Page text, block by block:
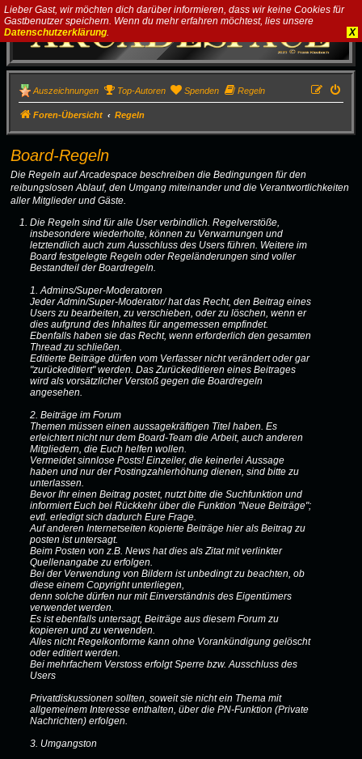
Lieber Gast, wir möchten dich darüber informieren, dass wir keine Cookies für
Gastbenutzer speichern. Wenn du mehr erfahren möchtest, lies unsere
Datenschutzerklärung. X
Auszeichnungen Top-Autoren Spenden Regeln
Foren-Übersicht Regeln
Board-Regeln
Die Regeln auf Arcadespace beschreiben die Bedingungen für den
reibungslosen Ablauf, den Umgang miteinander und die Verantwortlichkeiten
aller Mitglieder und Gäste.
Die Regeln sind für alle User verbindlich. Regelverstöße,
insbesondere wiederholte, können zu Verwarnungen und
letztendlich auch zum Ausschluss des Users führen. Weitere im
Board festgelegte Regeln oder Regeländerungen sind voller
Bestandteil der Boardregeln.
1. Admins/Super-Moderatoren
Jeder Admin/Super-Moderator/ hat das Recht, den Beitrag eines
Users zu bearbeiten, zu verschieben, oder zu löschen, wenn er
dies aufgrund des Inhaltes für angemessen empfindet.
Ebenfalls haben sie das Recht, wenn erforderlich den gesamten
Thread zu schließen.
Editierte Beiträge dürfen vom Verfasser nicht verändert oder gar
"zurückeditiert" werden. Das Zurückeditieren eines Beitrages
wird als vorsätzlicher Verstoß gegen die Boardregeln
angesehen.
2. Beiträge im Forum
Themen müssen einen aussagekräftigen Titel haben. Es
erleichtert nicht nur dem Board-Team die Arbeit, auch anderen
Mitgliedern, die Euch helfen wollen.
Vermeidet sinnlose Posts! Einzeiler, die keinerlei Aussage
haben und nur der Postingzahlerhöhung dienen, sind bitte zu
unterlassen.
Bevor Ihr einen Beitrag postet, nutzt bitte die Suchfunktion und
informiert Euch bei Rückkehr über die Funktion "Neue Beiträge";
evtl. erledigt sich dadurch Eure Frage.
Auf anderen Internetseiten kopierte Beiträge hier als Beitrag zu
posten ist untersagt.
Beim Posten von z.B. News hat dies als Zitat mit verlinkter
Quellenangabe zu erfolgen.
Bei der Verwendung von Bildern ist unbedingt zu beachten, ob
diese einem Copyright unterliegen,
denn solche dürfen nur mit Einverständnis des Eigentümers
verwendet werden.
Es ist ebenfalls untersagt, Beiträge aus diesem Forum zu
kopieren und zu verwenden.
Alles nicht Regelkonforme kann ohne Vorankündigung gelöscht
oder editiert werden.
Bei mehrfachem Verstoss erfolgt Sperre bzw. Ausschluss des
Users
Privatdiskussionen sollten, soweit sie nicht ein Thema mit
allgemeinem Interesse enthalten, über die PN-Funktion (Private
Nachrichten) erfolgen.
3. Umgangston